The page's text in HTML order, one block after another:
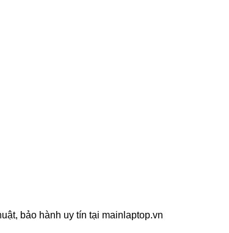
bảo hành uy tín tại mainlaptop.vn